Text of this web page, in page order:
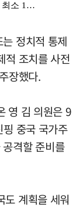
정치적 통제
적 조치를 사전
장했다.
영 김 의원은 9
중국 국가주
격할 준비를
도 계획을 세워